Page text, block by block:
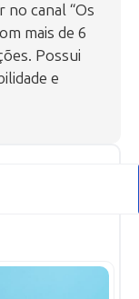
canal “Os
mais de 6
Possui
e